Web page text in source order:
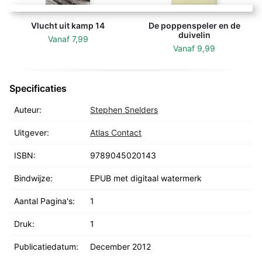
Vlucht uit kamp 14
Vanaf 7,99
De poppenspeler en de
duivelin
Vanaf 9,99
Specificaties
Auteur: Stephen Snelders
Uitgever: Atlas Contact
ISBN: 9789045020143
Bindwijze: EPUB met digitaal watermerk
Aantal Pagina's: 1
Druk: 1
Publicatiedatum: December 2012